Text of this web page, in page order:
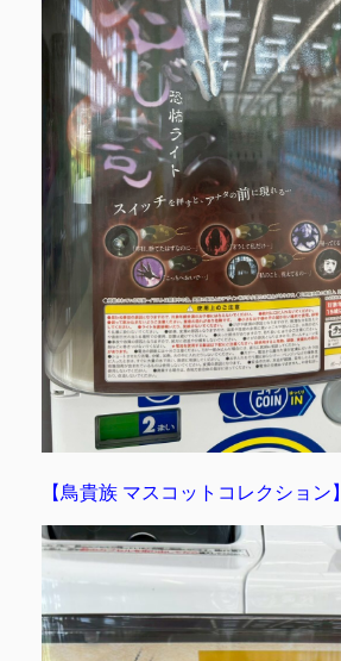
【鳥貴族 マスコットコレクション】